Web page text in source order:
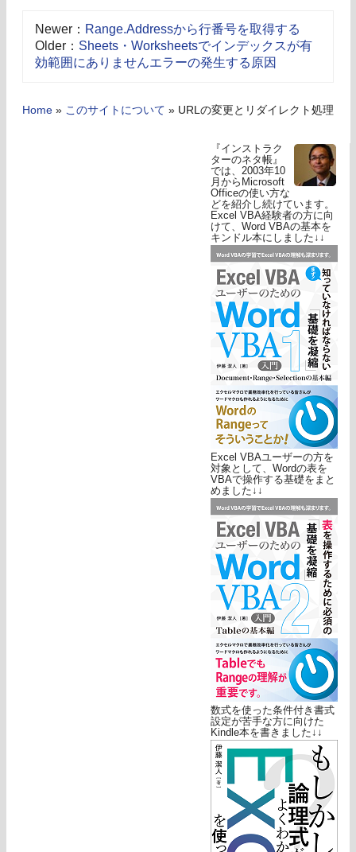
Newer： Range.Addressから行番号を取得する
Older： Sheets・Worksheetsでインデックスが有
効範囲にありませんエラーの発生する原因
Home » このサイトについて » URLの変更とリダイレクト処理
『インストラク
ターのネタ帳』
では、2003年10
月からMicrosoft
Officeの使い方な
どを紹介し続けています。
Excel VBA経験者の方に向
けて、Word VBAの基本を
キンドル本にしました↓↓
Excel VBAユーザーの方を
対象として、Wordの表を
VBAで操作する基礎をまと
めました↓↓
数式を使った条件付き書式
設定が苦手な方に向けた
Kindle本を書きました↓↓